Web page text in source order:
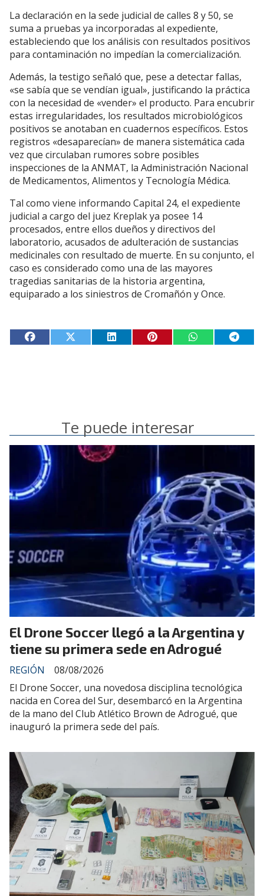
La declaración en la sede judicial de calles 8 y 50, se
suma a pruebas ya incorporadas al expediente,
estableciendo que los análisis con resultados positivos
para contaminación no impedían la comercialización.
Además, la testigo señaló que, pese a detectar fallas,
«se sabía que se vendían igual», justificando la práctica
con la necesidad de «vender» el producto. Para encubrir
estas irregularidades, los resultados microbiológicos
positivos se anotaban en cuadernos específicos. Estos
registros «desaparecían» de manera sistemática cada
vez que circulaban rumores sobre posibles
inspecciones de la ANMAT, la Administración Nacional
de Medicamentos, Alimentos y Tecnología Médica.
Tal como viene informando Capital 24, el expediente
judicial a cargo del juez Kreplak ya posee 14
procesados, entre ellos dueños y directivos del
laboratorio, acusados de adulteración de sustancias
medicinales con resultado de muerte. En su conjunto, el
caso es considerado como una de las mayores
tragedias sanitarias de la historia argentina,
equiparado a los siniestros de Cromañón y Once.
Te puede interesar
El Drone Soccer llegó a la Argentina y
tiene su primera sede en Adrogué
REGIÓN
08/08/2026
El Drone Soccer, una novedosa disciplina tecnológica
nacida en Corea del Sur, desembarcó en la Argentina
de la mano del Club Atlético Brown de Adrogué, que
inauguró la primera sede del país.